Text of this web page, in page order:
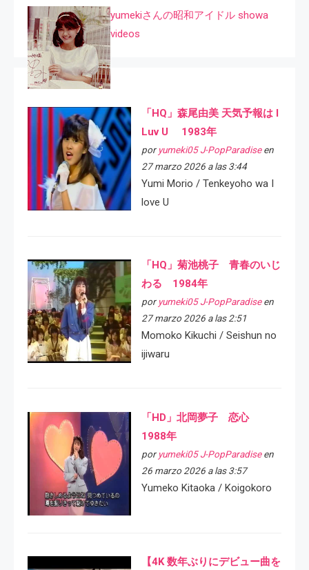
yumekiさんの昭和アイドル showa
videos
「HQ」森尾由美 天気予報は I
Luv U 1983年
por yumeki05 J-PopParadiseen
27 marzo 2026 a las 3:44
Yumi Morio / Tenkeyoho wa I
love U
「HQ」菊池桃子 青春のいじ
わる 1984年
por yumeki05 J-PopParadiseen
27 marzo 2026 a las 2:51
Momoko Kikuchi / Seishun no
ijiwaru
「HD」北岡夢子 恋心
1988年
por yumeki05 J-PopParadiseen
26 marzo 2026 a las 3:57
Yumeko Kitaoka / Koigokoro
【4K 数年ぶりにデビュー曲を